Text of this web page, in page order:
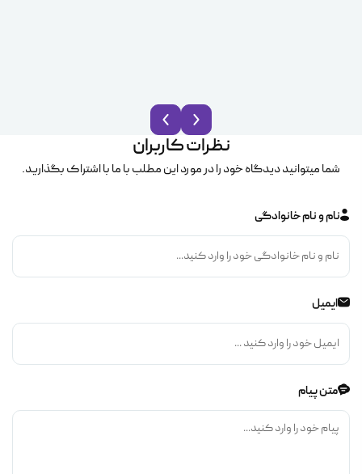
نظرات کاربران
شما میتوانید دیدگاه خود را در مورد این مطلب با ما با اشتراک بگذارید.
نام و نام خانوادگی
ایمیل
متن پیام